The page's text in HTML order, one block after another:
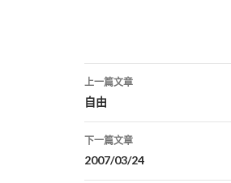
文
章
導
上一篇文章
自由
下一篇文章
2007/03/24